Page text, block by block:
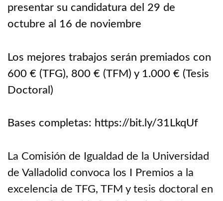
presentar su candidatura del 29 de
octubre al 16 de noviembre
Los mejores trabajos serán premiados con
600 € (TFG), 800 € (TFM) y 1.000 € (Tesis
Doctoral)
Bases completas: https://bit.ly/31LkqUf
La Comisión de Igualdad de la Universidad
de Valladolid convoca los I Premios a la
excelencia de TFG, TFM y tesis doctoral en